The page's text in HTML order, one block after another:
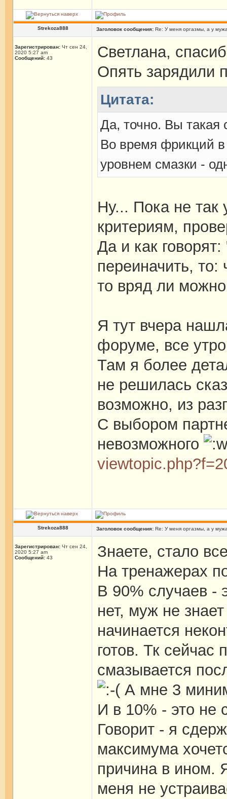
Strekoza888 Заголовок сообщения: Re: У меня оргазмы, а у
Зарегистрирован: Чт сен 24,
2020 5:27 am
Сообщений: 43
Светлана,
Опять зарядили
Цитата:
Да, точно. Вы такая
Во время фрикций
уровнем смазки -
Ну... Пока не
критериям,
Да и как
переиначить, то:
то вряд ли
Я тут вчера
форуме, все
Там я более
не решилась
возможно, из
С выбором
невозможного
Strekoza888 Заголовок сообщения: Re: У меня оргазмы, а у
Зарегистрирован: Чт сен 24,
2020 5:27 am
Сообщений: 43
Знаете, стало
На тренажерах
В 90% случаев -
нет, муж не
начинается
готов. Тк сейчас
смазывается
А мне 3
И в 10% - это не
Говорит - я
максимума
причина в ином.
меня не